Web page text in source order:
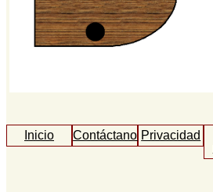
Inicio ContáctanosPrivacidad